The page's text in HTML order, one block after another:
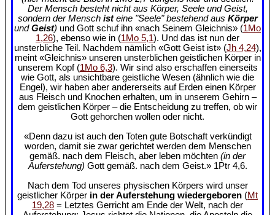
Der Mensch besteht nicht aus Körper, Seele und Geist,
sondern der Mensch isteine "Seele" bestehend aus Körper
undGeist) und Gott schuf ihn «nach Seinem Gleichnis» (1Mo
1,26), ebenso wie in (1Mo 5,1). Und das ist nun der
unsterbliche Teil. Nachdem nämlich «Gott Geist ist» (Jh 4,24),
meint «Gleichnis» unseren unsterblichen geistlichen Körper in
unserem Kopf (1Mo 6,3). Wir sind also erschaffen einerseits
wie Gott, als unsichtbare geistliche Wesen (ähnlich wie die
Engel), wir haben aber andererseits auf Erden einen Körper
aus Fleisch und Knochen erhalten, um in unserem Gehirn –
dem geistlichen Körper – die Entscheidung zu treffen, ob wir
Gott gehorchen wollen oder nicht.
«Denn dazu ist auch den Toten gute Botschaft verkündigt
worden, damit sie zwar gerichtet werden dem Menschen
gemäß. nach dem Fleisch, aber leben möchten (in der
Auferstehung) Gott gemäß. nach dem Geist.» 1Ptr 4,6.
Nach dem Tod unseres physischen Körpers wird unser
geistlicher Körper in der Auferstehung wiedergeboren (Mt
19,28 = Letztes Gerricht am Ende der Welt, nach der